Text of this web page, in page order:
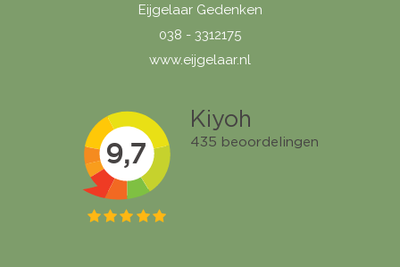
Eijgelaar Gedenken
038 - 3312175
www.eijgelaar.nl